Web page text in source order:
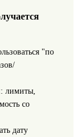
"по
лимиты,
со
дату